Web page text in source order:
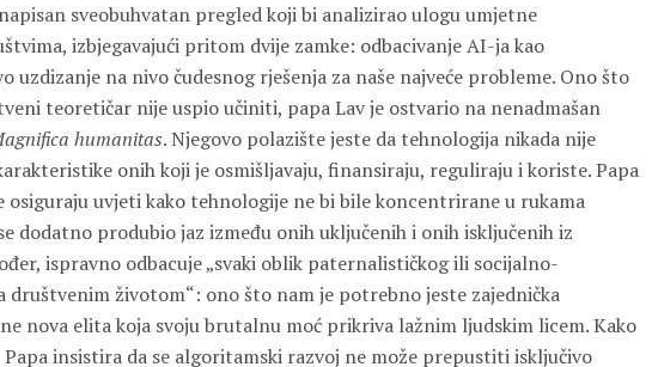
sveobuhvatan pregled koji bi analizirao ulogu umjetne
izbjegavajući pritom dvije zamke: odbacivanje AI-ja kao
uzdizanje na nivo čudesnog rješenja za naše najveće probleme. Ono što
teoretičar nije uspio učiniti, papa Lav je ostvario na nenadmašan
humanitas. Njegovo polazište jeste da tehnologija nikada nije
onih koji je osmišljavaju, finansiraju, reguliraju i koriste. Papa
osiguraju uvjeti kako tehnologije ne bi bile koncentrirane u rukama
dodatno produbio jaz između onih uključenih i onih isključenih iz
ispravno odbacuje „svaki oblik paternalističkog ili socijalno-
društvenim životom“: ono što nam je potrebno jeste zajednička
nova elita koja svoju brutalnu moć prikriva lažnim ljudskim licem. Kako
insistira da se algoritamski razvoj ne može prepustiti isključivo